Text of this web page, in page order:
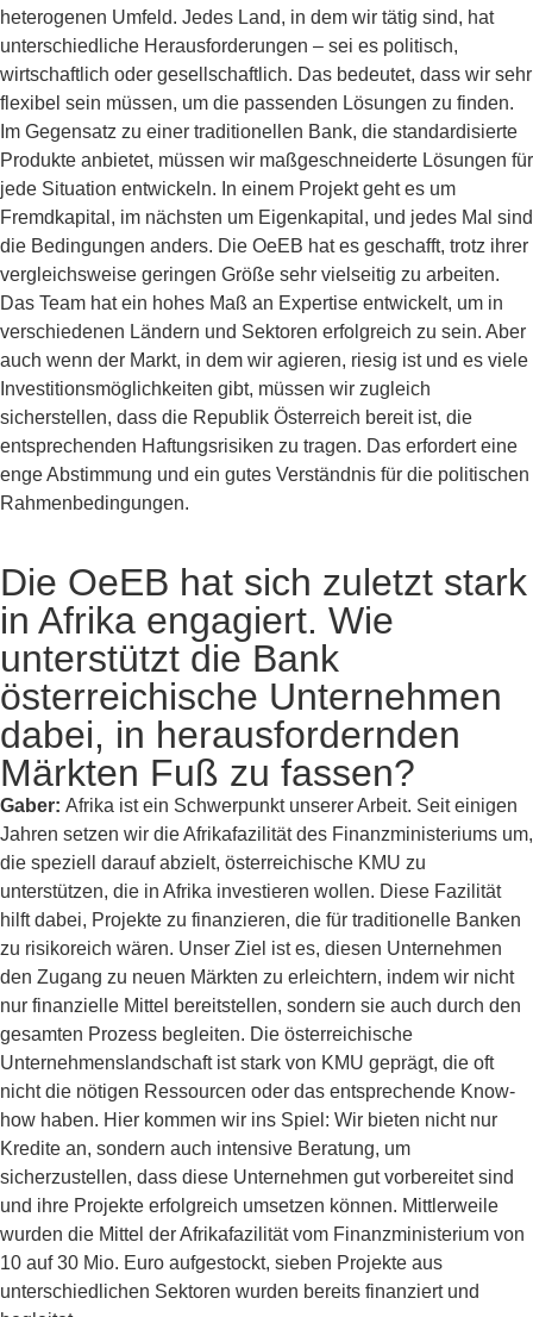
heterogenen Umfeld. Jedes Land, in dem wir tätig sind, hat
unterschiedliche Herausforderungen – sei es politisch,
wirtschaftlich oder gesellschaftlich. Das bedeutet, dass wir sehr
flexibel sein müssen, um die passenden Lösungen zu finden.
Im Gegensatz zu einer traditionellen Bank, die standardisierte
Produkte anbietet, müssen wir maßgeschneiderte Lösungen für
jede Situation entwickeln. In einem Projekt geht es um
Fremdkapital, im nächsten um Eigenkapital, und jedes Mal sind
die Bedingungen anders. Die OeEB hat es geschafft, trotz ihrer
vergleichsweise geringen Größe sehr vielseitig zu arbeiten.
Das Team hat ein hohes Maß an Expertise entwickelt, um in
verschiedenen Ländern und Sektoren erfolgreich zu sein. Aber
auch wenn der Markt, in dem wir agieren, riesig ist und es viele
Investitionsmöglichkeiten gibt, müssen wir zugleich
sicherstellen, dass die Republik Österreich bereit ist, die
entsprechenden Haftungsrisiken zu tragen. Das erfordert eine
enge Abstimmung und ein gutes Verständnis für die politischen
Rahmenbedingungen.
Die OeEB hat sich zuletzt stark
in Afrika engagiert. Wie
unterstützt die Bank
österreichische Unternehmen
dabei, in herausfordernden
Märkten Fuß zu fassen?
Gaber: Afrika ist ein Schwerpunkt unserer Arbeit. Seit einigen
Jahren setzen wir die Afrikafazilität des Finanzministeriums um,
die speziell darauf abzielt, österreichische KMU zu
unterstützen, die in Afrika investieren wollen. Diese Fazilität
hilft dabei, Projekte zu finanzieren, die für traditionelle Banken
zu risikoreich wären. Unser Ziel ist es, diesen Unternehmen
den Zugang zu neuen Märkten zu erleichtern, indem wir nicht
nur finanzielle Mittel bereitstellen, sondern sie auch durch den
gesamten Prozess begleiten. Die österreichische
Unternehmenslandschaft ist stark von KMU geprägt, die oft
nicht die nötigen Ressourcen oder das entsprechende Know-
how haben. Hier kommen wir ins Spiel: Wir bieten nicht nur
Kredite an, sondern auch intensive Beratung, um
sicherzustellen, dass diese Unternehmen gut vorbereitet sind
und ihre Projekte erfolgreich umsetzen können. Mittlerweile
wurden die Mittel der Afrikafazilität vom Finanzministerium von
10 auf 30 Mio. Euro aufgestockt, sieben Projekte aus
unterschiedlichen Sektoren wurden bereits finanziert und